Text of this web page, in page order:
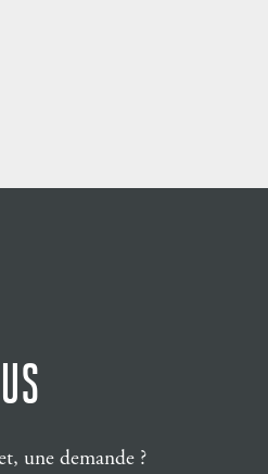
une demande ?